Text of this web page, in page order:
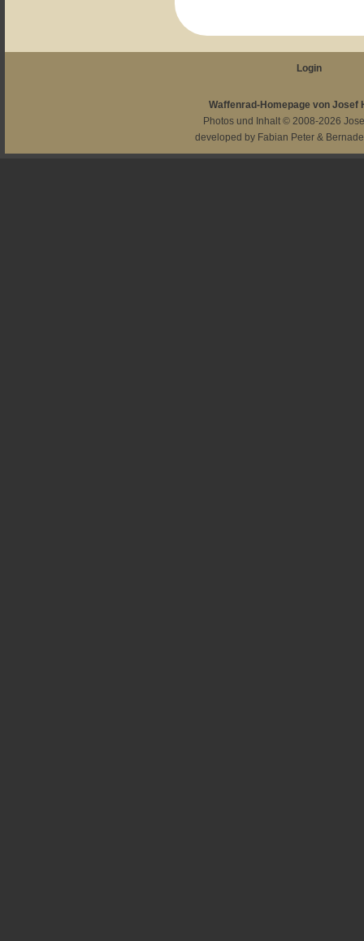
Login
Waffenrad-Homepage von Josef
Photos und Inhalt © 2008-2026
developed by Fabian Peter &